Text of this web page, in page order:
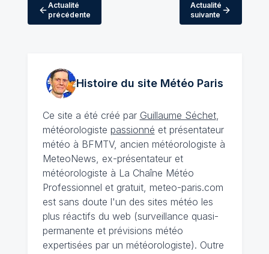
Actualité
précédente
Actualité
suivante
Histoire du site MétéoParis
Ce site a été créé par Guillaume Séchet,
météorologiste passionné et présentateur
météo à BFMTV, ancien météorologiste à
MeteoNews, ex-présentateur et
météorologiste à La Chaîne Météo
Professionnel et gratuit, meteo-paris.com
est sans doute l'un des sites météo les
plus réactifs du web (surveillance quasi-
permanente et prévisions météo
expertisées par un météorologiste). Outre